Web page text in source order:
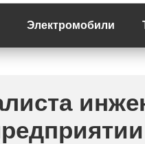
Электромобили